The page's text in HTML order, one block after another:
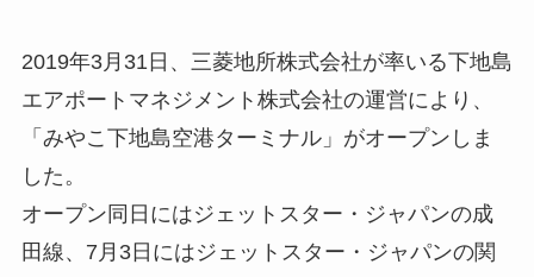
2019年3月31日、三菱地所株式会社が率いる下地島
エアポートマネジメント株式会社の運営により、
「みやこ下地島空港ターミナル」がオープンしま
した。
オープン同日にはジェットスター・ジャパンの成
田線、7月3日にはジェットスター・ジャパンの関